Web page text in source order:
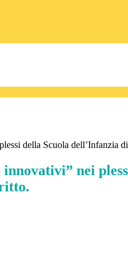
della Scuola dell’Infanzia
nei